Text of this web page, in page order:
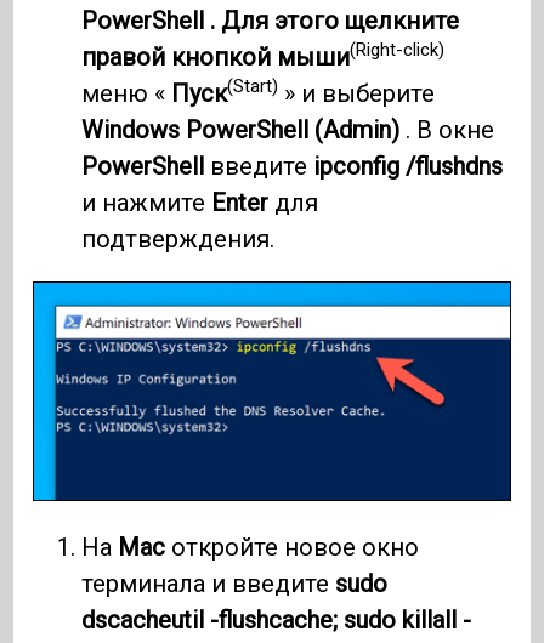
PowerShell . Для этого щелкните
правой кнопкой мыши(Right-click)
меню « Пуск(Start) » и выберите
Windows PowerShell (Admin) . В окне
PowerShell введите ipconfig /flushdns
и нажмите Enter для
подтверждения.
На Mac откройте новое окно
терминала и введите sudo
dscacheutil -flushcache; sudo killall -